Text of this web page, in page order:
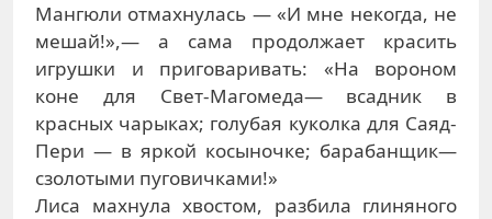
Мангюли отмахнулась — «И мне некогда, не
мешай!»,— а сама продолжает красить
игрушки и приговаривать: «На вороном
коне для Свет-Магомеда— всадник в
красных чарыках; голубая куколка для Саяд-
Пери — в яркой косыночке; барабанщик—
сзолотыми пуговичками!»
Лиса махнула хвостом, разбила глиняного